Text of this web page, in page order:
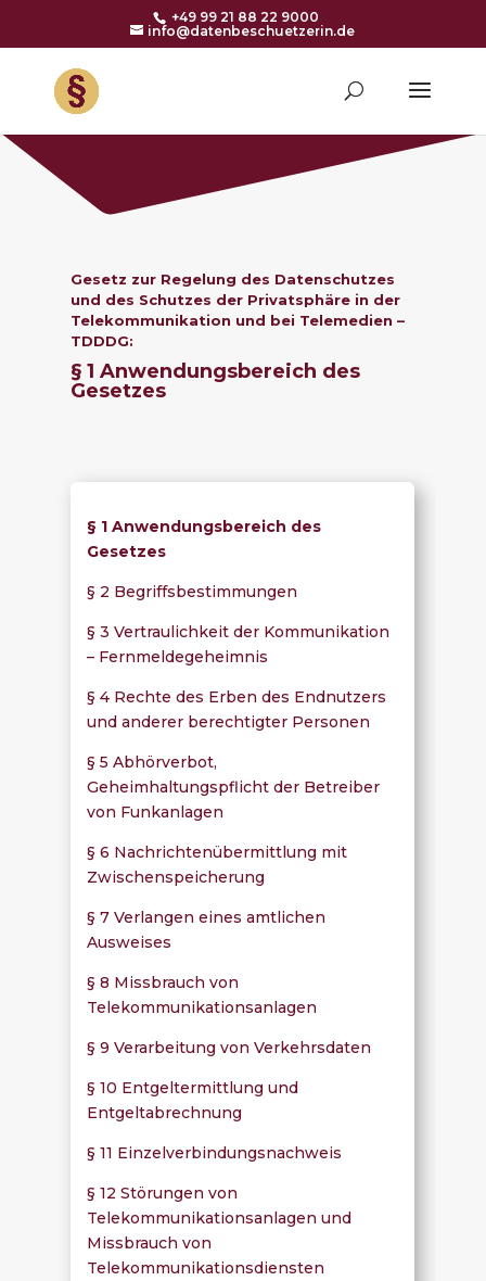
+49 99 21 88 22 9000
info@datenbeschuetzerin.de
Gesetz zur Regelung des Datenschutzes
und des Schutzes der Privatsphäre in der
Telekommunikation und bei Telemedien –
TDDDG:
§ 1 Anwendungsbereich des
Gesetzes
§ 1 Anwendungsbereich des
Gesetzes
§ 2 Begriffsbestimmungen
§ 3 Vertraulichkeit der Kommunikation
– Fernmeldegeheimnis
§ 4 Rechte des Erben des Endnutzers
und anderer berechtigter Personen
§ 5 Abhörverbot,
Geheimhaltungspflicht der Betreiber
von Funkanlagen
§ 6 Nachrichtenübermittlung mit
Zwischenspeicherung
§ 7 Verlangen eines amtlichen
Ausweises
§ 8 Missbrauch von
Telekommunikationsanlagen
§ 9 Verarbeitung von Verkehrsdaten
§ 10 Entgeltermittlung und
Entgeltabrechnung
§ 11 Einzelverbindungsnachweis
§ 12 Störungen von
Telekommunikationsanlagen und
Missbrauch von
Telekommunikationsdiensten